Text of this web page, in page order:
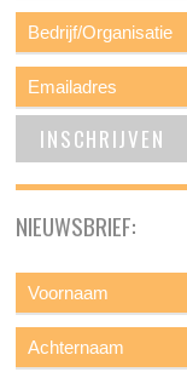
NIEUWSBRIEF: